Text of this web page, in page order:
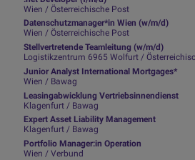
Wien / Österreichische Post
Datenschutzmanager*in Wien (w/m/d)
Wien / Österreichische Post
Stellvertretende Teamleitung (w/m/d)
Logistikzentrum 6965 Wolfurt /
Junior Analyst International Mortgages*
Wien / Bawag
Leasingabwicklung Vertriebsinnendienst
Klagenfurt / Bawag
Expert Asset Liability Management
Klagenfurt / Bawag
Portfolio Manager:in Operation
Wien / Verbund